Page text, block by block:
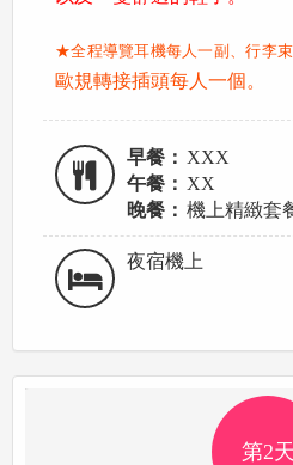
★全程導覽耳機每人一副、行李
歐規轉接插頭每人一個。
早餐： XXX
午餐： XX
晚餐： 機上精緻套
夜宿機上
第2天